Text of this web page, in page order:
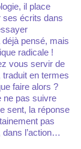
ses écrits dans
déjà pensé, mais
radicale !
vous servir de
en termes
faire alors ?
ne pas suivre
sent, la réponse
pas
dans l’action…